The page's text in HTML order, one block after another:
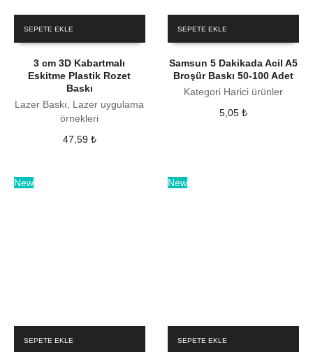
SEPETE EKLE
3 cm 3D Kabartmalı
Eskitme Plastik Rozet
Baskı
Lazer Baskı, Lazer uygulama
örnekleri
47,59 ₺
SEPETE EKLE
Samsun 5 Dakikada Acil A5
Broşür Baskı 50-100 Adet
Kategori Harici ürünler
5,05₺
New
SEPETE EKLE
New
SEPETE EKLE